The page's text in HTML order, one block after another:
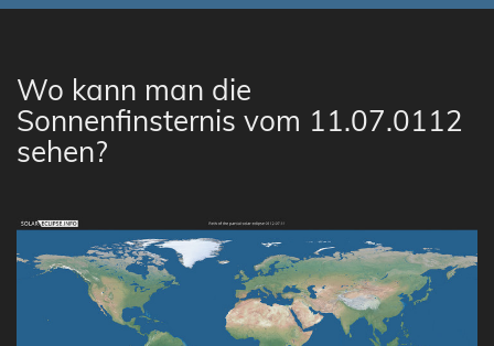
Wo kann man die
Sonnenfinsternis vom 11.07.0112
sehen?